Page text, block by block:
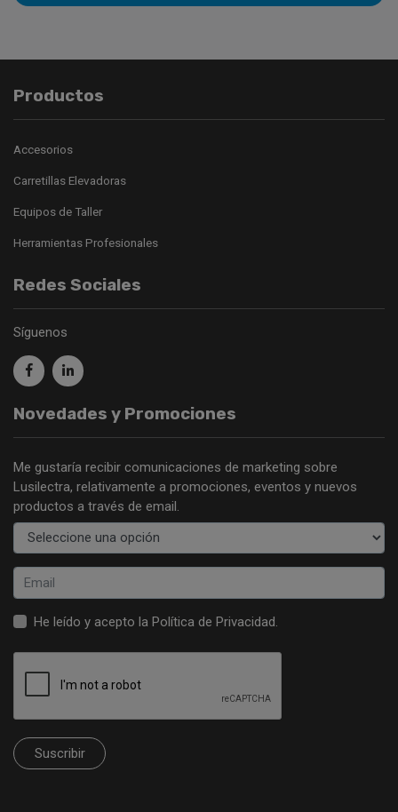
Productos
Accesorios
Carretillas Elevadoras
Equipos de Taller
Herramientas Profesionales
Redes Sociales
Síguenos
Novedades y Promociones
Me gustaría recibir comunicaciones de marketing sobre
Lusilectra, relativamente a promociones, eventos y nuevos
productos a través de email.
He leído y acepto la Política de Privacidad
Suscribir